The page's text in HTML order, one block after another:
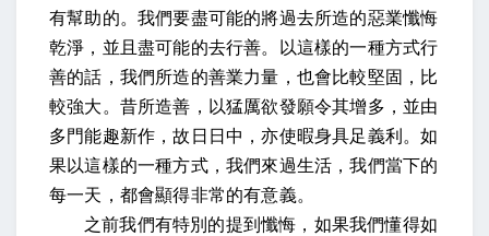
有幫助的。我們要盡可能的將過去所造的惡業懺悔
乾淨，並且盡可能的去行善。以這樣的一種方式行
善的話，我們所造的善業力量，也會比較堅固，比
較強大。 昔所造善，以猛厲欲發願令其增多，並由
多門能趣新作，故日日中，亦使暇身具足義利。如
果以這樣的一種方式，我們來過生活，我們當下的
每一天，都會顯得非常的有意義。
之前我們有特別的提到懺悔，如果我們懂得如